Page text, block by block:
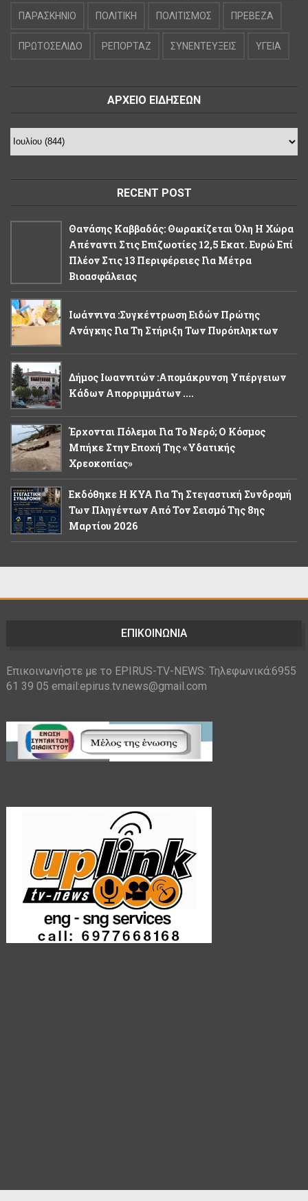
ΠΑΡΑΣΚΗΝΙΟ ΠΟΛΙΤΙΚΗ ΠΟΛΙΤΙΣΜΟΣ ΠΡΕΒΕΖΑ
ΠΡΩΤΟΣΕΛΙΔΟ ΡΕΠΟΡΤΑΖ ΣΥΝΕΝΤΕΥΞΕΙΣ ΥΓΕΙΑ
ΑΡΧΕΙΟ ΕΙΔΗΣΕΩΝ
RECENT POST
Θανάσης Καββαδάς: Θωρακίζεται Όλη Η Χώρα
Απέναντι Στις Επιζωοτίες 12,5 Εκατ. Ευρώ Επί
Πλέον Στις 13 Περιφέρειες Για Μέτρα
Βιοασφάλειας
Ιωάννινα :Συγκέντρωση Ειδών Πρώτης
Ανάγκης Για Τη Στήριξη Των Πυρόπληκτων
Δήμος Ιωαννιτών :Απομάκρυνση Υπέργειων
Κάδων Απορριμμάτων ....
Έρχονται Πόλεμοι Για Το Νερό; Ο Κόσμος
Μπήκε Στην Εποχή Της «υδατικής
Χρεοκοπίας»
Εκδόθηκε Η ΚΥΑ Για Τη Στεγαστική Συνδρομή
Των Πληγέντων Από Τον Σεισμό Της 8ης
Μαρτίου 2026
ΕΠΙΚΟΙΝΩΝΙΑ
Επικοινωνήστε με το EPIRUS-TV-NEWS: Τηλεφωνικά:6955
61 39 05 email:epirus.tv.news@gmail.com